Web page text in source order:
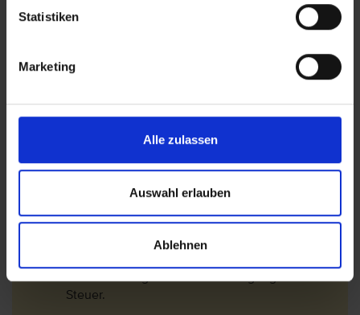
Statistiken
Marketing
Alle zulassen
Auswahl erlauben
Ablehnen
Touristensteuer (Ecotasa) erhoben wird.
Schlüsselkategorie abhängig und wird pro
Nacht und pro Person zzgl. MwSt. (10%)
1*-3* Hotel= 2 EUR/Nacht
3,5* -4* Hotel= 3 EUR/Nacht
4,5* -5,5* Hotel= 4 EUR/Nacht
In der Nebensaison (01.November - 30.April)
Aufenthaltstag eine 50% Ermäßigung auf die
Steuer.